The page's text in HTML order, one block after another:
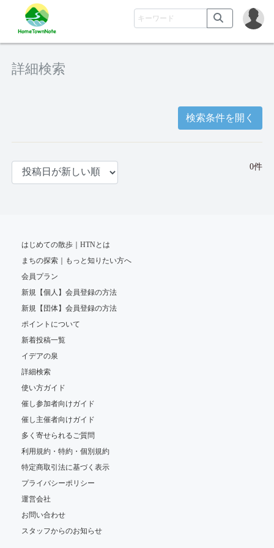
詳細検索
検索条件を開く
0件
はじめての散歩｜HTNとは
まちの探索｜もっと知りたい方へ
会員プラン
新規【個人】会員登録の方法
新規【団体】会員登録の方法
ポイントについて
新着投稿一覧
イデアの泉
詳細検索
使い方ガイド
催し参加者向けガイド
催し主催者向けガイド
多く寄せられるご質問
利用規約・特約・個別規約
特定商取引法に基づく表示
プライバシーポリシー
運営会社
お問い合わせ
スタッフからのお知らせ